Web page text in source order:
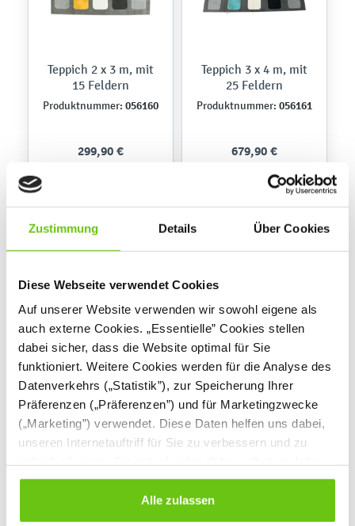
Zustimmung Details Über Cookies
Diese Webseite verwendet Cookies
Auf unserer Website verwenden wir sowohl eigene als
auch externe Cookies. „Essentielle” Cookies stellen
dabei sicher, dass die Website optimal für Sie
funktioniert. Weitere Cookies werden für die Analyse des
Datenverkehrs („Statistik”), zur Speicherung Ihrer
Präferenzen („Präferenzen”) und für Marketingzwecke
(„Marketing”) verwendet. Diese Daten helfen uns dabei,
unseren Internetauftriff für Sie zu verbessern und zu
Cookies Sie erlauben. Verweigern Sie Ihre Zustimmung,
wählen Sie „Alle ablehnen” – in diesem Fall werden nur
Daten verarbeitet, die für den Besuch unserer Website
Alle zulassen
Teppich 2 x 3 m, mit
15 Feldern
Produktnummer: 056160
299,90 €
Teppich 3 x 4 m, mit
25 Feldern
Produktnummer: 056161
679,90 €
Teppich 4 x 5 m, mit
30 Feldern, grau
Produktnummer:056162
Teppich Weltall, 2,4 x
3,3 m
Produktnummer:056511